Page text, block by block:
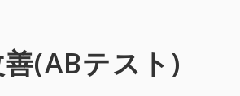
(ABテスト)